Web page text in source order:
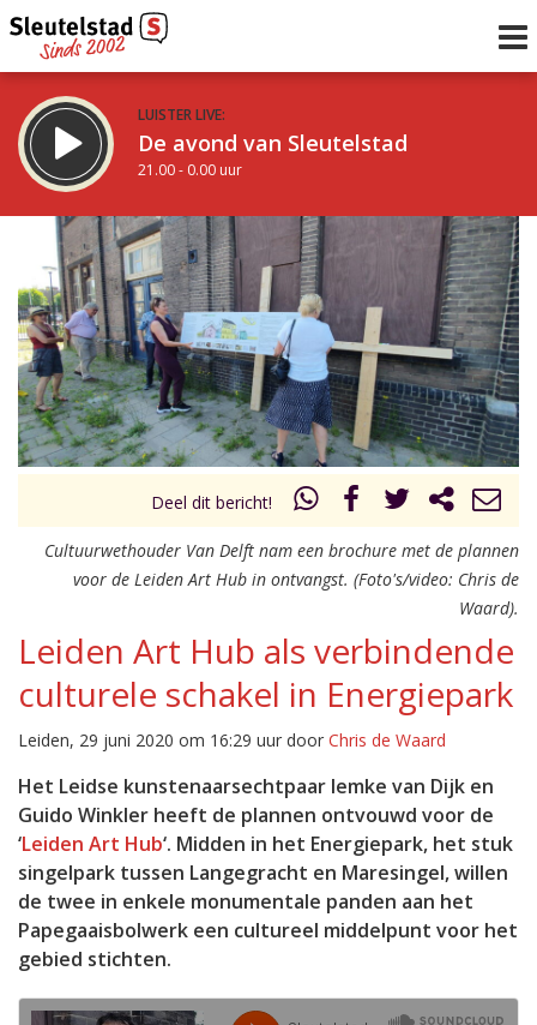
LUISTER LIVE:
De avond van Sleutelstad
21.00 - 0.00 uur
STRAKS:
De nacht van Sleutelstad
0.00 - 6.00 uur
Vorig uur
uur 1 van 0 Volgend uur
Inklappen
Deel dit bericht!
Cultuurwethouder Van Delft nam een brochure met de plannen
voor de Leiden Art Hub in ontvangst. (Foto's/video: Chris de
Waard).
Leiden Art Hub als verbindende
culturele schakel in Energiepark
Leiden, 29 juni 2020 om 16:29 uur door Chris de Waard
Het Leidse kunstenaarsechtpaar Iemke van Dijk en
Guido Winkler heeft de plannen ontvouwd voor de
‘Leiden Art Hub‘. Midden in het Energiepark, het stuk
singelpark tussen Langegracht en Maresingel, willen
de twee in enkele monumentale panden aan het
Papegaaisbolwerk een cultureel middelpunt voor het
gebied stichten.